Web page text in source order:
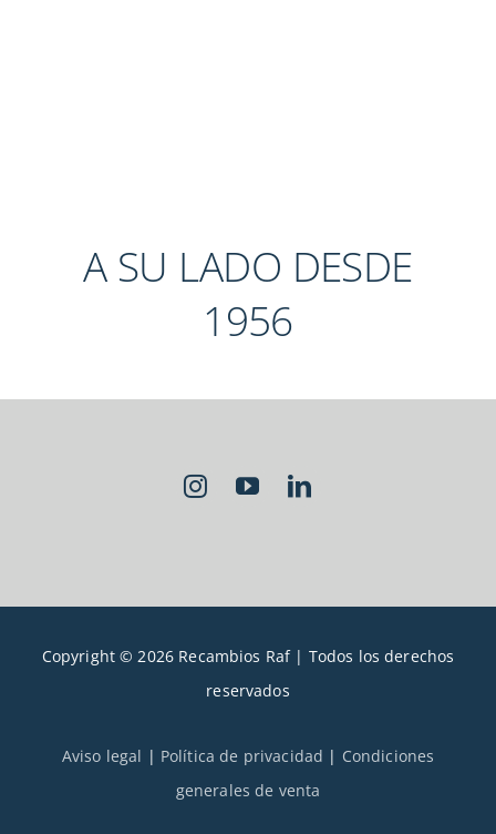
A SU LADO DESDE
1956
Copyright © 2026 Recambios Raf | Todos los derechos
reservados
Aviso legal | Política de privacidad | Condiciones
generales de venta